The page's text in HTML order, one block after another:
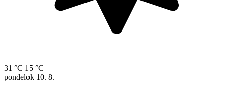
31 °C 15 °C
pondelok 10. 8.